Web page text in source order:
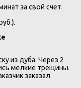
за свой счет.
из дуба. Через 2
мелкие трещины.
заказал